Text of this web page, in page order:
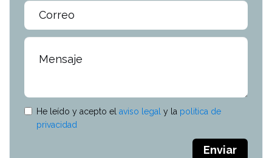
He leído y acepto el aviso legal y la politica de
privacidad
Enviar